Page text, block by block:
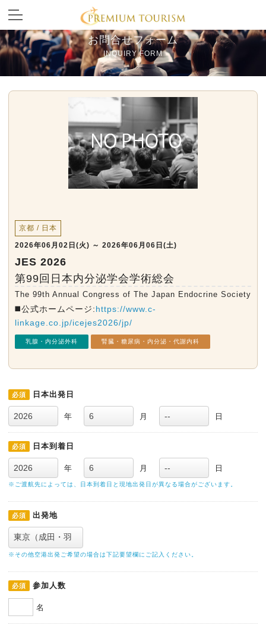
お問合せフォーム
INQUIRY FORM
京都 / 日本
2026年06月02日(火) ～ 2026年06月06日(土)
JES 2026
第99回日本内分泌学会学術総会
The 99th Annual Congress of The Japan Endocrine Society
◼️公式ホームページ:https://www.c-
linkage.co.jp/icejes2026/jp/
乳腺・内分泌外科 腎臓・糖尿病・内分泌・代謝内科
必須 日本出発日
年 月 日
必須 日本到着日
年 月 日
※ご渡航先によっては、日本到着日と現地出発日が異なる場合がございます。
必須 出発地
※その他空港出発ご希望の場合は下記要望欄にご記入ください。
必須 参加人数
名